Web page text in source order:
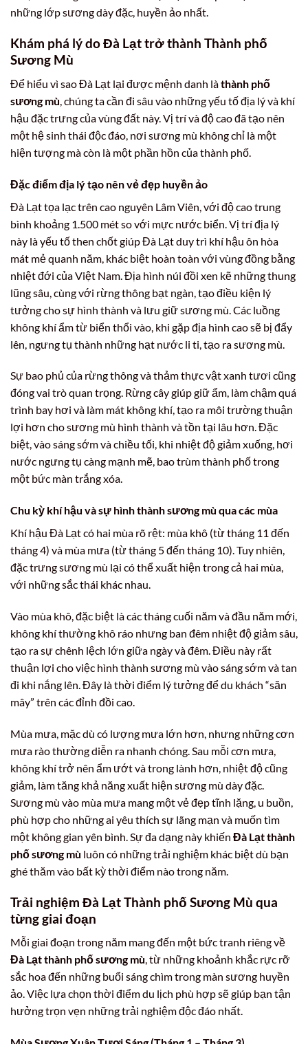
những lớp sương dày đặc, huyền ảo nhất.
Khám phá lý do Đà Lạt trở thành Thành phố
Sương Mù
Để hiểu vì sao Đà Lạt lại được mệnh danh làthành phố
sương mù , chúng ta cần đi sâu vào những yếu tố địa lý và khí
hậu đặc trưng của vùng đất này. Vị trí và độ cao đã tạo nên
một hệ sinh thái độc đáo, nơi sương mù không chỉ là một
hiện tượng mà còn là một phần hồn của thành phố.
Đặc điểm địa lý tạo nên vẻ đẹp huyền ảo
Đà Lạt tọa lạc trên cao nguyên Lâm Viên, với độ cao trung
bình khoảng 1.500 mét so với mực nước biển. Vị trí địa lý
này là yếu tố then chốt giúp Đà Lạt duy trì khí hậu ôn hòa
mát mẻ quanh năm, khác biệt hoàn toàn với vùng đồng bằng
nhiệt đới của Việt Nam. Địa hình núi đồi xen kẽ những thung
lũng sâu, cùng với rừng thông bạt ngàn, tạo điều kiện lý
tưởng cho sự hình thành và lưu giữ sương mù. Các luồng
không khí ẩm từ biển thổi vào, khi gặp địa hình cao sẽ bị đẩy
lên, ngưng tụ thành những hạt nước li ti, tạo ra sương mù.
Sự bao phủ của rừng thông và thảm thực vật xanh tươi cũng
đóng vai trò quan trọng. Rừng cây giúp giữ ẩm, làm chậm quá
trình bay hơi và làm mát không khí, tạo ra môi trường thuận
lợi hơn cho sương mù hình thành và tồn tại lâu hơn. Đặc
biệt, vào sáng sớm và chiều tối, khi nhiệt độ giảm xuống, hơi
nước ngưng tụ càng mạnh mẽ, bao trùm thành phố trong
một bức màn trắng xóa.
Chu kỳ khí hậu và sự hình thành sương mù qua các mùa
Khí hậu Đà Lạt có hai mùa rõ rệt: mùa khô (từ tháng 11 đến
tháng 4) và mùa mưa (từ tháng 5 đến tháng 10). Tuy nhiên,
đặc trưng sương mù lại có thể xuất hiện trong cả hai mùa,
với những sắc thái khác nhau.
Vào mùa khô, đặc biệt là các tháng cuối năm và đầu năm mới,
không khí thường khô ráo nhưng ban đêm nhiệt độ giảm sâu,
tạo ra sự chênh lệch lớn giữa ngày và đêm. Điều này rất
thuận lợi cho việc hình thành sương mù vào sáng sớm và tan
đi khi nắng lên. Đây là thời điểm lý tưởng để du khách “săn
mây” trên các đỉnh đồi cao.
Mùa mưa, mặc dù có lượng mưa lớn hơn, nhưng những cơn
mưa rào thường diễn ra nhanh chóng. Sau mỗi cơn mưa,
không khí trở nên ẩm ướt và trong lành hơn, nhiệt độ cũng
giảm, làm tăng khả năng xuất hiện sương mù dày đặc.
Sương mù vào mùa mưa mang một vẻ đẹp tĩnh lặng, u buồn,
phù hợp cho những ai yêu thích sự lãng mạn và muốn tìm
một không gian yên bình. Sự đa dạng này khiến Đà Lạt thành
phố sương mù luôn có những trải nghiệm khác biệt dù bạn
ghé thăm vào bất kỳ thời điểm nào trong năm.
Trải nghiệm Đà Lạt Thành phố Sương Mù qua
từng giai đoạn
Mỗi giai đoạn trong năm mang đến một bức tranh riêng về
Đà Lạt thành phố sương mù, từ những khoảnh khắc rực rỡ
sắc hoa đến những buổi sáng chìm trong màn sương huyền
ảo. Việc lựa chọn thời điểm du lịch phù hợp sẽ giúp bạn tận
hưởng trọn vẹn những trải nghiệm độc đáo nhất.